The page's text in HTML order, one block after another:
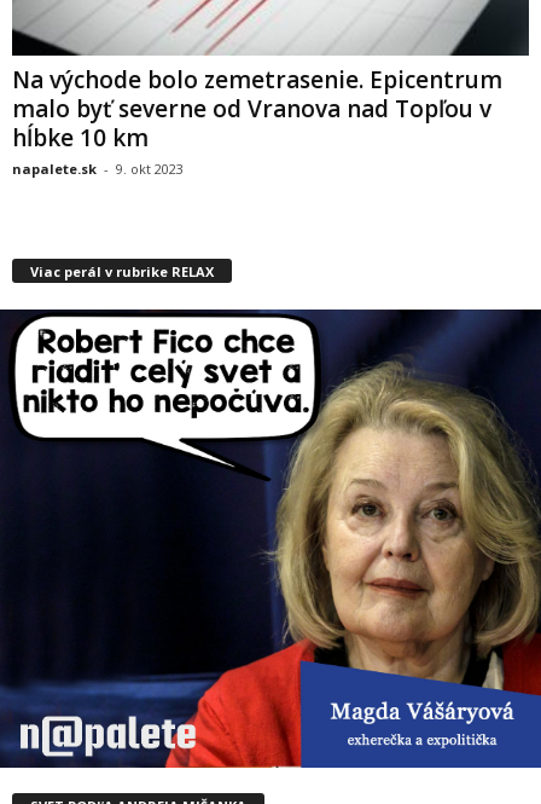
Na východe bolo zemetrasenie. Epicentrum
malo byť severne od Vranova nad Topľou v
hĺbke 10 km
napalete.sk - 9. okt 2023
Viac perál v rubrike RELAX